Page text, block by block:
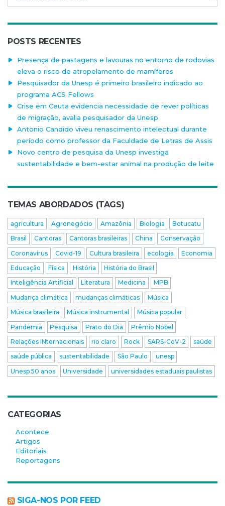
POSTS RECENTES
Presença de pastagens e lavouras no entorno de rodovias
eleva o risco de atropelamento de mamíferos
Pesquisador da Unesp é primeiro brasileiro indicado ao
programa ACS Fellows
Crise em Ceuta evidencia necessidade de rever políticas
de migração, avalia pesquisador da Unesp
Antonio Candido viveu renascimento intelectual durante
período como professor da Faculdade de Letras de Assis
Novo centro de pesquisa da Unesp investiga
sustentabilidade e bem-estar animal na produção de leite
TEMAS ABORDADOS (TAGS)
agricultura Agronegócio Amazônia Biologia
Botucatu
Brasil
Cantoras Cantoras brasileiras China
Conservação
Coronavírus
Covid-19 Cultura brasileira ecologia
Economia
Educação
Física História
História do Brasil
Inteligência Artificial
Literatura Medicina
MPB
Mudança climática
mudanças climáticas
Música
Música brasileira
Música instrumental
Música popular
Pandemia
Pesquisa Prato do Dia
Prêmio Nobel
Relações INternacionais
rio claro Rock SARS-CoV-2
saúde
saúde pública
sustentabilidade São Paulo
unesp
Unesp 50 anos
Universidade universidades estaduais paulistas
CATEGORIAS
Acontece
Artigos
Editoriais
Reportagens
SIGA-NOS POR FEED